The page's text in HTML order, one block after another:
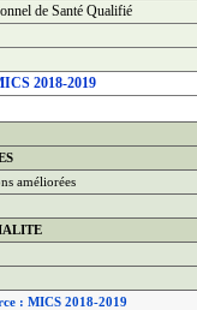
de Santé Qualifié
2018-2019
améliorées
: MICS 2018-2019